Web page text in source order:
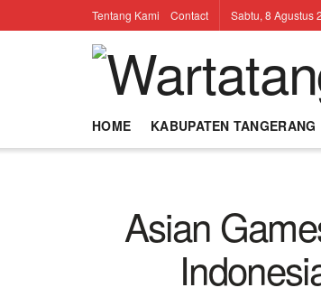
Tentang Kami Contact Sabtu, 8 Agustus
HOME KABUPATEN TANGERANG
Asian